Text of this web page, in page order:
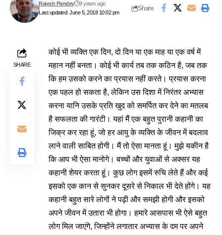
Last updated: June 5, 2018 10:02 pm
Rajesh Pandey 9 years ago
Share
SHARE
कोई भी व्यक्ति एक दिन, दो दिन या एक माह या एक वर्ष में
महान नहीं बनता। कोई भी कार्य तब तक कठिन है, जब तक
कि हम उसको करने का प्रयास नहीं करते। प्रयास करना
एक पहल हो सकता है, लेकिन उस दिशा में निरंतर अभ्यास
करना यानि उसके प्रति खुद को समर्पित कर देने का मतलब
है सफलता की गारंटी। यहां मैं एक बहुत पुरानी कहानी का
जिक्र कर रहा हूं, जो हर आयु के व्यक्ति के जीवन में बदलाव
लाने वाली साबित होगी। मैं तो ऐसा मानता हूं। मुझे यकीन है
कि आप भी ऐसा मानोगे। बच्चों और युवाओं से अक्सर यह
कहानी शेयर करता हूं। कुछ लोग इसमें रुचि लेते हैं और कई
इसको एक कान से सुनकर दूसरे से निकाल भी देते होंगे। यह
कहानी बहुत सारे लोगों ने पढ़ी और समझी होगी और इसको
अपने जीवन में उतारा भी होगा। हमारे आसपास भी ऐसे बहुत
लोग मिल जाएंगे, जिन्होंने लगातार अभ्यास के दम पर अपने